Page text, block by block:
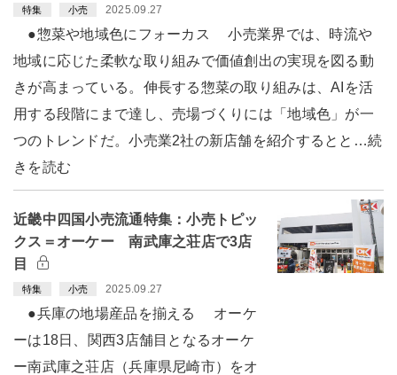
特集 小売 2025.09.27
●惣菜や地域色にフォーカス 小売業界では、時流や
地域に応じた柔軟な取り組みで価値創出の実現を図る動
きが高まっている。伸長する惣菜の取り組みは、AIを活
用する段階にまで達し、売場づくりには「地域色」が一
つのトレンドだ。小売業2社の新店舗を紹介するとと…続
きを読む
近畿中四国小売流通特集：小売トピッ
クス＝オーケー 南武庫之荘店で3店
目
特集 小売 2025.09.27
●兵庫の地場産品を揃える オーケ
ーは18日、関西3店舗目となるオーケ
ー南武庫之荘店（兵庫県尼崎市）をオ